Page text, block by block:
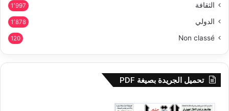
الثقافة 1٬997
الدولي 1٬878
Non classé
120
تحميل الجريدة بصيغة PDF